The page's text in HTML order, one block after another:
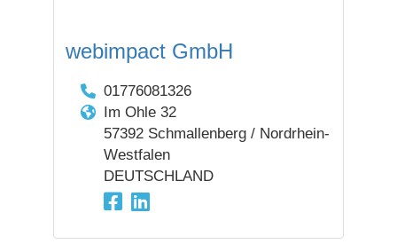
webimpact GmbH
01776081326
Im Ohle 32
57392 Schmallenberg / Nordrhein-
Westfalen
DEUTSCHLAND